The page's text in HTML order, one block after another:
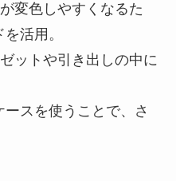
変色しやすくなるた
活用。
ットや引き出しの中に
スを使うことで、さ